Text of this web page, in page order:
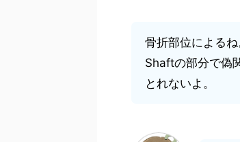
骨折部位による
Shaftの部分で偽
とれないよ。